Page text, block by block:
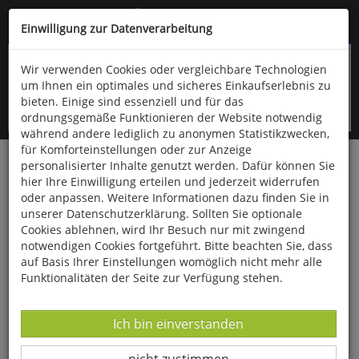
Kompletten Head der Seite überspringen
oder (06766) 9323-960
Startseite Bücher Musik
ABC des Singens
Einwilligung zur Datenverarbeitung
Wir verwenden Cookies oder vergleichbare Technologien
um Ihnen ein optimales und sicheres Einkaufserlebnis zu
bieten. Einige sind essenziell und für das
ordnungsgemäße Funktionieren der Website notwendig
während andere lediglich zu anonymen Statistikzwecken,
für Komforteinstellungen oder zur Anzeige
personalisierter Inhalte genutzt werden. Dafür können Sie
hier Ihre Einwilligung erteilen und jederzeit widerrufen
oder anpassen. Weitere Informationen dazu finden Sie in
unserer Datenschutzerklärung. Sollten Sie optionale
Cookies ablehnen, wird Ihr Besuch nur mit zwingend
notwendigen Cookies fortgeführt. Bitte beachten Sie, dass
auf Basis Ihrer Einstellungen womöglich nicht mehr alle
Funktionalitäten der Seite zur Verfügung stehen.
Datenverarbeitung -
Ich bin einverstanden